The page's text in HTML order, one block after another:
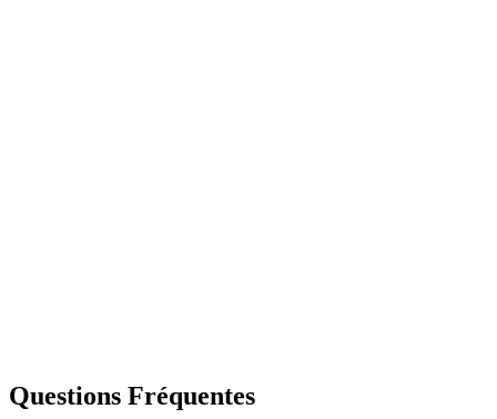
Questions Fréquentes